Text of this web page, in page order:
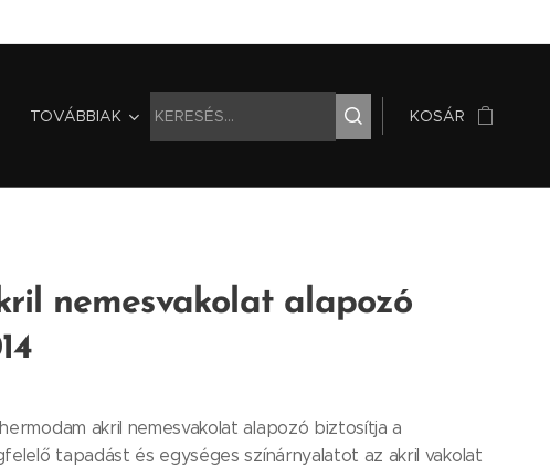
TOVÁBBIAK KOSÁR
nemesvakolat alapozó
akril nemesvakolat alapozó biztosítja a
tapadást és egységes színárnyalatot az akril vakolat